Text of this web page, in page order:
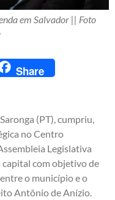
em Salvador || Foto
Share
(PT), cumpriu,
no Centro
Legislativa
capital com objetivo de
o município e o
Antônio de Anízio.